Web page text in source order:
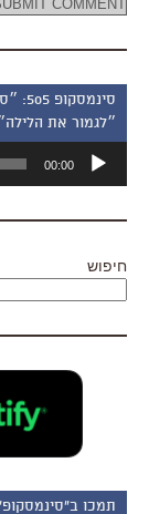
״לגמור את
אודיו
00:00
חיפוש
תמכו